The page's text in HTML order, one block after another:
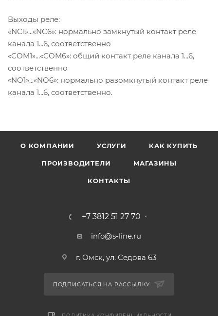
Выходы реле:
«NC1»...«NC6»: нормально замкнутый контакт реле
канала 1...6, соответственно
«COM1»...«COM6»: общий контакт реле канала 1...6,
соответственно
«NO1»...«NO6»: нормально разомкнутый контакт реле
канала 1...6, соответственно.
О КОМПАНИИ УСЛУГИ КАК КУПИТЬ
ПРОИЗВОДИТЕЛИ МАГАЗИНЫ
КОНТАКТЫ
+7 3812 51 27 70
info@s-line.ru
г. Омск, ул. Седова 63
ПОДПИСАТЬСЯ НА РАССЫЛКУ